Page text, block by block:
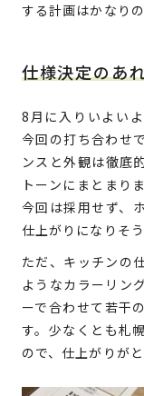
する計画はかなり
仕様決定のあ
8月に入りいよい
今回の打ち合わせ
ンスと外観は徹底
トーンにまとまり
今回は採用せず、
仕上がりになりそう
ただ、キッチンの
ようなカラーリン
ーで合わせて若干
す。少なくとも札
ので、仕上がりが